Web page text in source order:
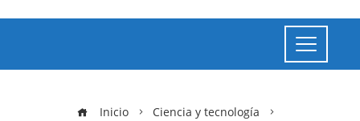
Inicio
Ciencia y tecnología